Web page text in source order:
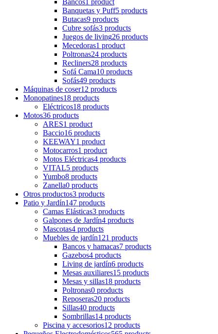
Banquetas y Puff5 products
Butacas9 products
Cubre sofás3 products
Juegos de living26 products
Mecedoras1 product
Poltronas24 products
Recliners28 products
Sofá Cama10 products
Sofás49 products
Máquinas de coser12 products
Monopatines18 products
Eléctricos18 products
Motos36 products
ARES1 product
Baccio16 products
KEEWAY1 product
Motocarros1 product
Motos Eléctricas4 products
VITAL5 products
Yumbo8 products
Zanella0 products
Otros productos3 products
Patio y Jardín147 products
Camas Elásticas3 products
Galpones de Jardín4 products
Mascotas4 products
Muebles de jardín121 products
Bancos y hamacas7 products
Gazebos4 products
Living de jardín6 products
Mesas auxiliares15 products
Mesas y sillas18 products
Poltronas0 products
Reposeras20 products
Sillas40 products
Sombrillas14 products
Piscina y accesorios12 products